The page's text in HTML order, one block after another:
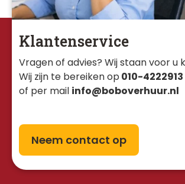
Klantenservice
Vragen of advies? Wij staan voor u
Wij zijn te bereiken op 010-4222913
of per mail info@boboverhuur.nl
Neem contact op